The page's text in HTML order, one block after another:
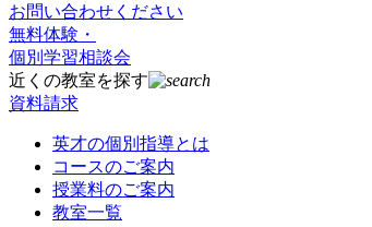
お問い合わせください
無料体験・
個別学習相談会
近くの教室を探す
資料請求
英才の個別指導とは
コースのご案内
授業料のご案内
教室一覧